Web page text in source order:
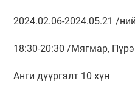
2024.02.06-2024.05.21 /
18:30-20:30 /Мягмар,
Анги дүүргэлт 10 хүн